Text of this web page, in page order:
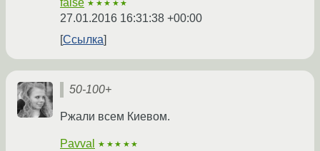
false ★★★★★
27.01.2016 16:31:38 +00:00
Ссылка
50-100+
Ржали всем Киевом.
Pavval ★★★★★